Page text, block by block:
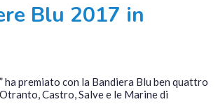
Blu 2017 in
ha premiato con la Bandiera Blu ben quattro
Castro, Salve e le Marine di